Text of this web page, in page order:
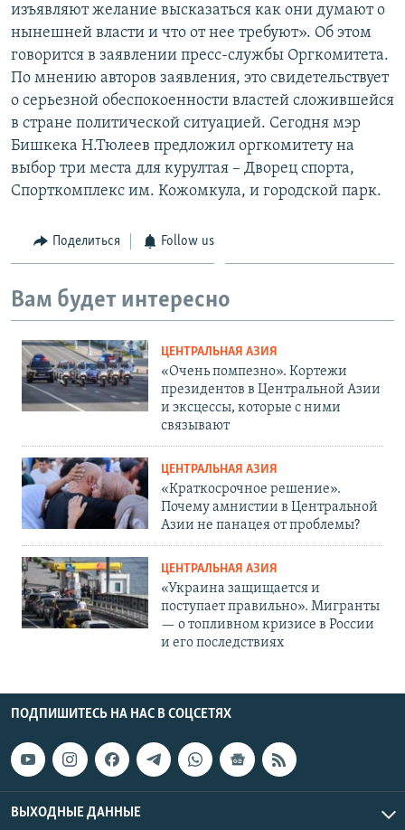
изъявляют желание высказаться как они думают о
нынешней власти и что от нее требуют». Об этом
говорится в заявлении пресс-службы Оргкомитета.
По мнению авторов заявления, это свидетельствует
о серьезной обеспокоенности властей сложившейся
в стране политической ситуацией. Сегодня мэр
Бишкека Н.Тюлеев предложил оргкомитету на
выбор три места для курултая – Дворец спорта,
Спорткомплекс им. Кожомкула, и городской парк.
Поделиться Follow us
Вам будет интересно
ЦЕНТРАЛЬНАЯ АЗИЯ
«Очень помпезно». Кортежи
президентов в Центральной Азии
и эксцессы, которые с ними
связывают
ЦЕНТРАЛЬНАЯ АЗИЯ
«Краткосрочное решение».
Почему амнистии в Центральной
Азии не панацея от проблемы?
ЦЕНТРАЛЬНАЯ АЗИЯ
«Украина защищается и
поступает правильно». Мигранты
— о топливном кризисе в России
и его последствиях
ПОДПИШИТЕСЬ НА НАС В СОЦСЕТЯХ
ВЫХОДНЫЕ ДАННЫЕ